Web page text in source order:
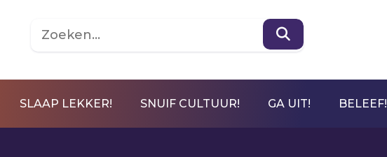
SLAAP LEKKER! SNUIF CULTUUR! GA UIT! BELEEF!